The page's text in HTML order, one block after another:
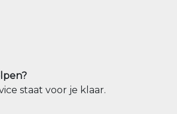
staat voor je klaar.